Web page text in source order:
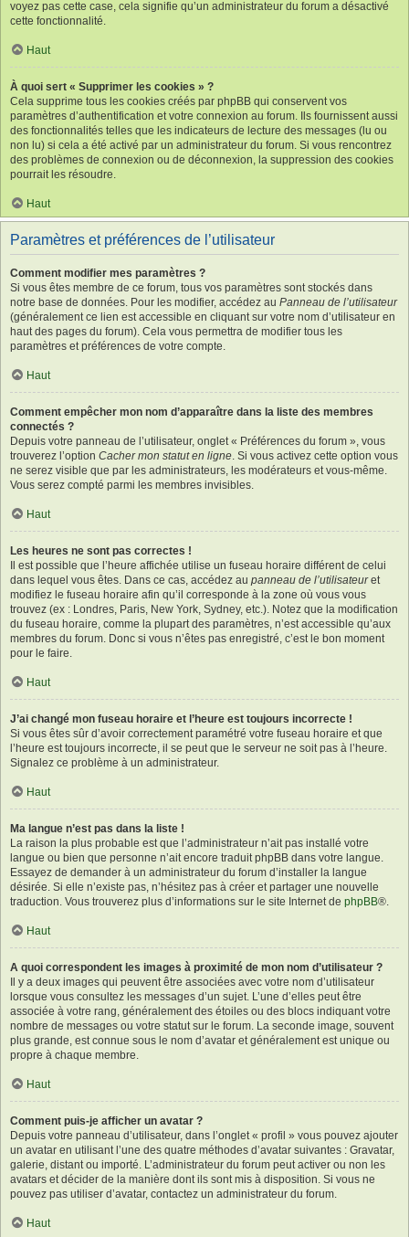
voyez pas cette case, cela signifie qu’un administrateur du forum a désactivé
cette fonctionnalité.
Haut
À quoi sert « Supprimer les cookies » ?
Cela supprime tous les cookies créés par phpBB qui conservent vos
paramètres d’authentification et votre connexion au forum. Ils fournissent aussi
des fonctionnalités telles que les indicateurs de lecture des messages (lu ou
non lu) si cela a été activé par un administrateur du forum. Si vous rencontrez
des problèmes de connexion ou de déconnexion, la suppression des cookies
pourrait les résoudre.
Haut
Paramètres et préférences de l’utilisateur
Comment modifier mes paramètres ?
Si vous êtes membre de ce forum, tous vos paramètres sont stockés dans
notre base de données. Pour les modifier, accédez au Panneau de l’utilisateur
(généralement ce lien est accessible en cliquant sur votre nom d’utilisateur en
haut des pages du forum). Cela vous permettra de modifier tous les
paramètres et préférences de votre compte.
Haut
Comment empêcher mon nom d’apparaître dans la liste des membres
connectés ?
Depuis votre panneau de l’utilisateur, onglet « Préférences du forum », vous
trouverez l’option Cacher mon statut en ligne. Si vous activez cette option vous
ne serez visible que par les administrateurs, les modérateurs et vous-même.
Vous serez compté parmi les membres invisibles.
Haut
Les heures ne sont pas correctes !
Il est possible que l’heure affichée utilise un fuseau horaire différent de celui
dans lequel vous êtes. Dans ce cas, accédez au panneau de l’utilisateuret
modifiez le fuseau horaire afin qu’il corresponde à la zone où vous vous
trouvez (ex : Londres, Paris, New York, Sydney, etc.). Notez que la modification
du fuseau horaire, comme la plupart des paramètres, n’est accessible qu’aux
membres du forum. Donc si vous n’êtes pas enregistré, c’est le bon moment
pour le faire.
Haut
J’ai changé mon fuseau horaire et l’heure est toujours incorrecte !
Si vous êtes sûr d’avoir correctement paramétré votre fuseau horaire et que
l’heure est toujours incorrecte, il se peut que le serveur ne soit pas à l’heure.
Signalez ce problème à un administrateur.
Haut
Ma langue n’est pas dans la liste !
La raison la plus probable est que l’administrateur n’ait pas installé votre
langue ou bien que personne n’ait encore traduit phpBB dans votre langue.
Essayez de demander à un administrateur du forum d’installer la langue
désirée. Si elle n’existe pas, n’hésitez pas à créer et partager une nouvelle
traduction. Vous trouverez plus d’informations sur le site Internet de phpBB®.
Haut
A quoi correspondent les images à proximité de mon nom d’utilisateur ?
Il y a deux images qui peuvent être associées avec votre nom d’utilisateur
lorsque vous consultez les messages d’un sujet. L’une d’elles peut être
associée à votre rang, généralement des étoiles ou des blocs indiquant votre
nombre de messages ou votre statut sur le forum. La seconde image, souvent
plus grande, est connue sous le nom d’avatar et généralement est unique ou
propre à chaque membre.
Haut
Comment puis-je afficher un avatar ?
Depuis votre panneau d’utilisateur, dans l’onglet « profil » vous pouvez ajouter
un avatar en utilisant l’une des quatre méthodes d’avatar suivantes : Gravatar,
galerie, distant ou importé. L’administrateur du forum peut activer ou non les
avatars et décider de la manière dont ils sont mis à disposition. Si vous ne
pouvez pas utiliser d’avatar, contactez un administrateur du forum.
Haut